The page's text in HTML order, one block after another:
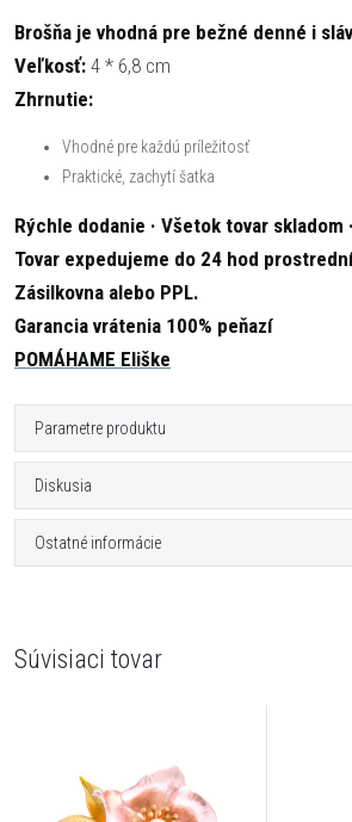
Brošňa je vhodná pre bežné denné i
Veľkosť: 4 * 6,8 cm
Zhrnutie:
Vhodné pre každú príležitosť
Praktické, zachytí šatka
Rýchle dodanie · Všetok tovar skladom
Tovar expedujeme do 24 hod
Zásilkovna alebo PPL.
Garancia vrátenia 100% peňazí
POMÁHAME Eliške
Parametre produktu
Diskusia
Ostatné informácie
Súvisiaci tovar